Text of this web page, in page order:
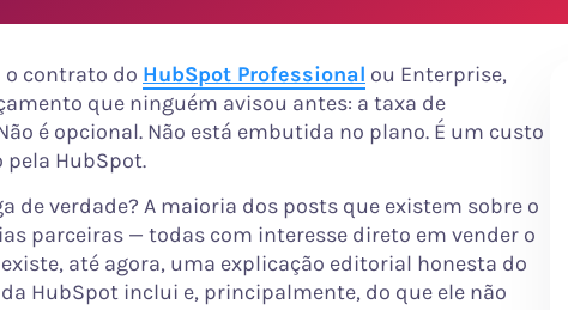
o contrato do HubSpot Professional ou Enterprise,
que ninguém avisou antes: a taxa de
é opcional. Não está embutida no plano. É um custo
HubSpot.
de verdade? A maioria dos posts que existem sobre o
parceiras — todas com interesse direto em vender o
até agora, uma explicação editorial honesta do
HubSpot inclui e, principalmente, do que ele não